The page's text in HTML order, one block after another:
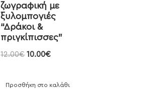
ζωγραφική με
ξυλομπογιές
“Δράκοι &
πριγκίπισσες”
12.00€ 10.00€
Προσθήκη στο καλάθι